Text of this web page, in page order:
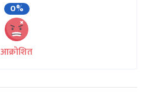
0%
आक्रोशित